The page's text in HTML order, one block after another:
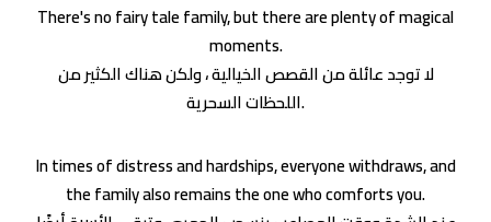
There's no fairy tale family, but there are plenty of magical
moments.
لا توجد عائلة من القصص الخيالية ، ولكن هناك الكثير من
اللحظات السحرية.
In times of distress and hardships, everyone withdraws, and
the family also remains the one who comforts you.